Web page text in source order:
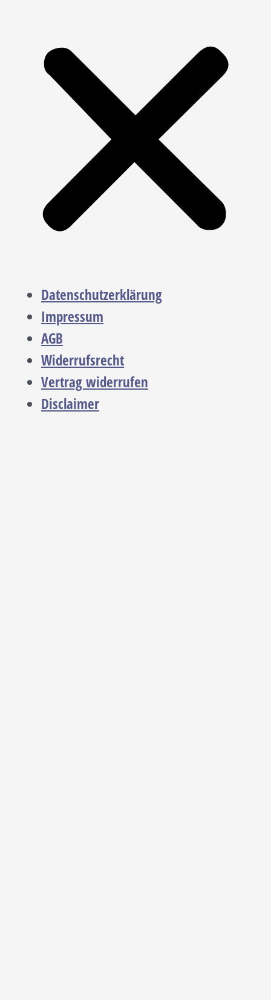
Datenschutzerklärung
Impressum
AGB
Widerrufsrecht
Vertrag widerrufen
Disclaimer